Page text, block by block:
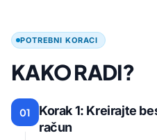
POTREBNI KORACI
KAKO RADI?
01
Korak 1: Kreirajte
račun